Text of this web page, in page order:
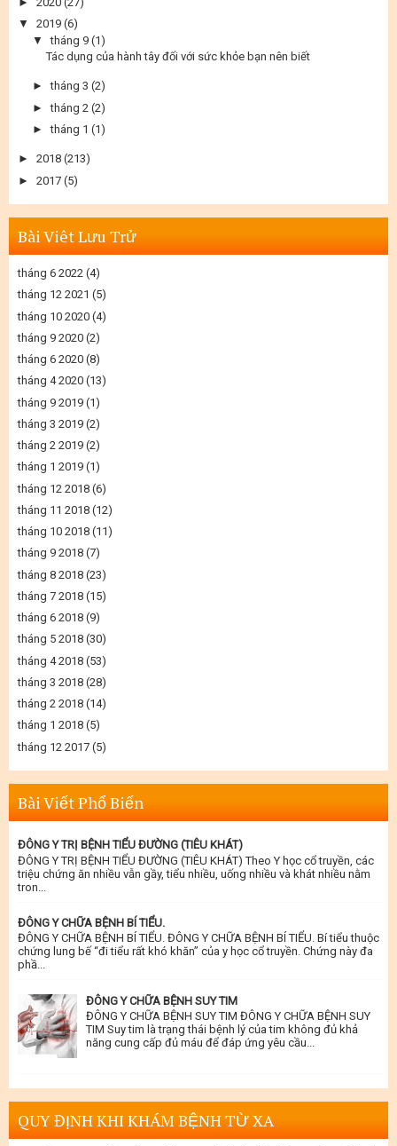
▼
2019 (6)
▼
tháng 9 (1)
Tác dụng của hành tây đối với sức khỏe bạn nên biết
►tháng 3 (2)
►tháng 2 (2)
►tháng 1 (1)
► 2018 (213)
► 2017 (5)
Bài Viêt Lưu Trử
tháng 6 2022 (4)
tháng 12 2021 (5)
tháng 10 2020 (4)
tháng 9 2020 (2)
tháng 6 2020 (8)
tháng 4 2020 (13)
tháng 9 2019 (1)
tháng 3 2019 (2)
tháng 2 2019 (2)
tháng 1 2019 (1)
tháng 12 2018 (6)
tháng 11 2018 (12)
tháng 10 2018 (11)
tháng 9 2018 (7)
tháng 8 2018 (23)
tháng 7 2018 (15)
tháng 6 2018 (9)
tháng 5 2018 (30)
tháng 4 2018 (53)
tháng 3 2018 (28)
tháng 2 2018 (14)
tháng 1 2018 (5)
tháng 12 2017 (5)
Bài Viết Phổ Biến
ĐÔNG Y TRỊ BỆNH TIỂU ĐƯỜNG (TIÊU KHÁT)
ĐÔNG Y TRỊ BỆNH TIỂU ĐƯỜNG (TIÊU KHÁT) Theo Y học cổ truyền, các
triệu chứng ăn nhiều vẫn gầy, tiểu nhiều, uống nhiều và khát nhiều nằm
tron...
ĐÔNG Y CHỮA BỆNH BÍ TIỂU.
ĐÔNG Y CHỮA BỆNH BÍ TIỂU. ĐÔNG Y CHỮA BỆNH BÍ TIỂU. Bí tiểu thuộc
chứng lung bế “đi tiểu rất khó khăn” của y học cổ truyền. Chứng này đa
phầ...
ĐÔNG Y CHỮA BỆNH SUY TIM
ĐÔNG Y CHỮA BỆNH SUY TIM ĐÔNG Y CHỮA BỆNH SUY
TIM Suy tim là trạng thái bệnh lý của tim không đủ khả
năng cung cấp đủ máu để đáp ứng yêu cầu...
QUY ĐỊNH KHI KHÁM BỆNH TỪ XA